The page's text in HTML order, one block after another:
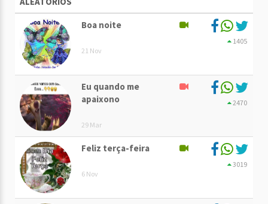
Boa noite
21 Nov
1405
Eu quando me
apaixono
29 Mar
2470
Feliz terça-feira
6 Nov
3019